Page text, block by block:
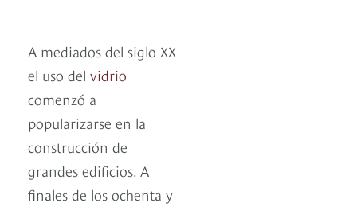
A mediados del siglo XX
el uso del vidrio
comenzó a
popularizarse en la
construcción de
grandes edificios. A
finales de los ochenta y